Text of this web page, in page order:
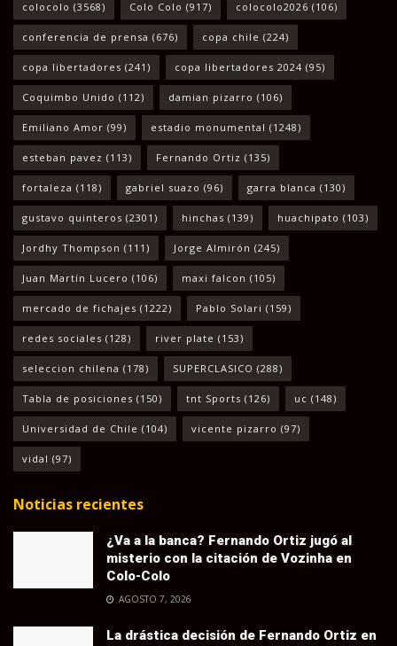
colocolo (3568) Colo Colo (917) colocolo2026 (106)
conferencia de prensa (676) copa chile (224)
copa libertadores (241) copa libertadores 2024 (95)
Coquimbo Unido (112) damian pizarro (106)
Emiliano Amor (99) estadio monumental (1248)
esteban pavez (113) Fernando Ortiz (135)
fortaleza (118) gabriel suazo (96) garra blanca (130)
gustavo quinteros (2301) hinchas (139) huachipato (103)
Jordhy Thompson (111) Jorge Almirón (245)
Juan Martín Lucero (106) maxi falcon (105)
mercado de fichajes (1222) Pablo Solari (159)
redes sociales (128) river plate (153)
seleccion chilena (178) SUPERCLASICO (288)
Tabla de posiciones (150) tnt Sports (126) uc (148)
Universidad de Chile (104) vicente pizarro (97)
vidal (97)
Noticias recientes
¿Va a la banca? Fernando Ortiz jugó al
misterio con la citación de Vozinha en
Colo-Colo
AGOSTO 7, 2026
La drástica decisión de Fernando Ortiz en